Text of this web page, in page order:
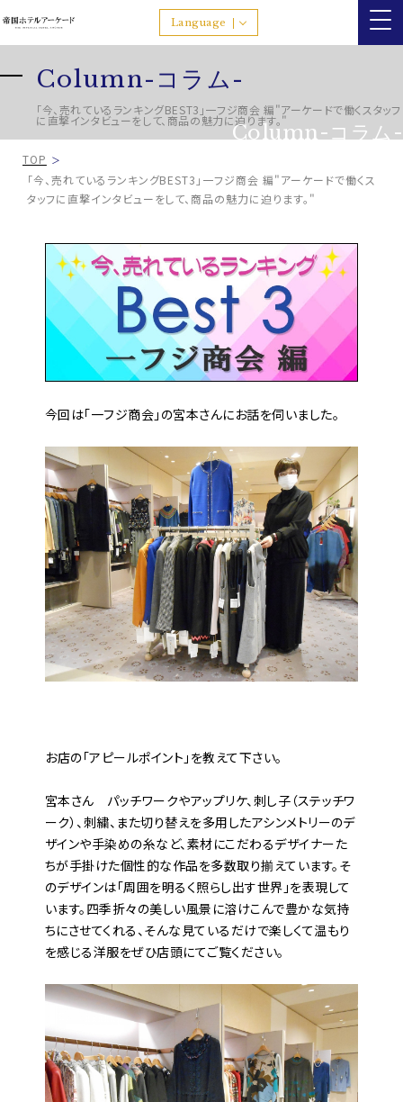
Language
Column-コラム-
「今、売れているランキングBEST3」一フジ商会 編"アーケードで働くスタッフ
に直撃インタビューをして、商品の魅力に迫ります。"
Column-コラム-
TOP
「今、売れているランキングBEST3」一フジ商会 編"アーケードで働くス
タッフに直撃インタビューをして、商品の魅力に迫ります。"
今回は「一フジ商会」の宮本さんにお話を伺いました。
――お店の「アピールポイント」を教えて下さい。
宮本さん パッチワークやアップリケ、刺し子（ステッチワ
ーク）、刺繍、また切り替えを多用したアシンメトリーのデ
ザインや手染めの糸など、素材にこだわるデザイナーた
ちが手掛けた個性的な作品を多数取り揃えています。そ
のデザインは「周囲を明るく照らし出す世界」を表現して
います。四季折々の美しい風景に溶けこんで豊かな気持
ちにさせてくれる、そんな見ているだけで楽しくて温もり
を感じる洋服をぜひ店頭にてご覧ください。